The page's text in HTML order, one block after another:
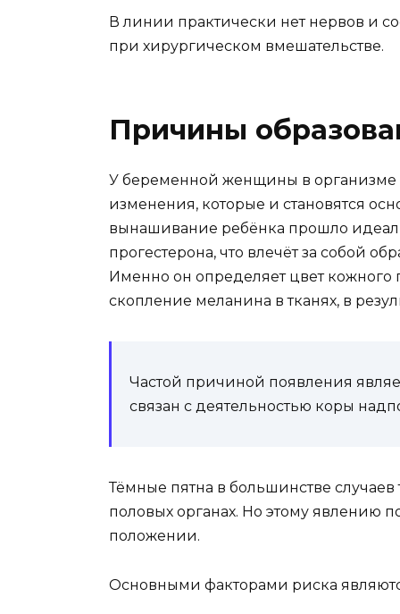
В линии практически нет нервов и
при хирургическом вмешательстве.
Причины
У беременной женщины в организме
изменения, которые и становятся
вынашивание ребёнка прошло
прогестерона, что влечёт за собой
Именно он определяет цвет кожного
скопление меланина в тканях, в
Частой причиной появления
связан с деятельностью коры
Тёмные пятна в большинстве
половых органах. Но этому
положении.
Основными факторами риска